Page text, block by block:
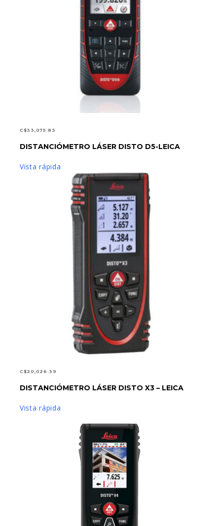
C$33,075.83
AÑADIR AL CARRITO
DISTANCIÓMETRO LÁSER DISTO D5-LEICA
Vista rápida
C$20,026.39
AÑADIR AL CARRITO
DISTANCIÓMETRO LÁSER DISTO X3 – LEICA
Vista rápida